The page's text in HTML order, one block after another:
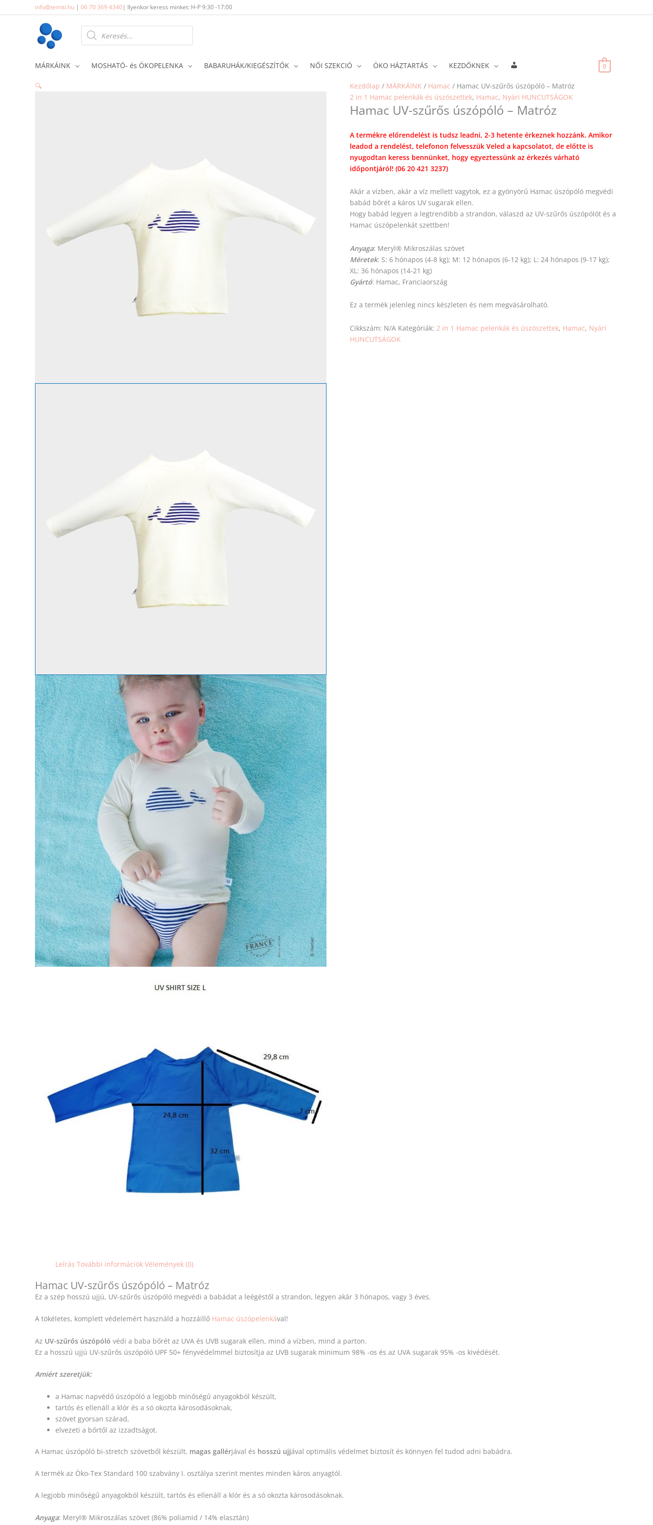
to
info@temiti.hu | 06 70 369 4340| Ilyenkor keress minket: H-P 9:30 -17:00
Products
search
MÁRKÁINK MOSHATÓ- és ÖKOPELENKA BABARUHÁK/KIEGÉSZÍTŐK NŐI SZEKCIÓ ÖKO HÁZTARTÁS KEZDŐKNEK 0
🔍 Kezdőlap / MÁRKÁINK / Hamac / Hamac UV-szűrős úszópóló – Matróz
2 in 1 Hamac pelenkák és úszószettek, Hamac, Nyári HUNCUTSÁGOK
Hamac UV-szűrős úszópóló – Matróz
A termékre előrendelést is tudsz leadni, 2-3 hetente érkeznek hozzánk. Amikor
leadod a rendelést, telefonon felvesszük Veled a kapcsolatot, de előtte is
nyugodtan keress bennünket, hogy egyeztessünk az érkezés várható
időpontjáról! (06 20 421 3237)
Akár a vízben, akár a víz mellett vagytok, ez a gyönyörű Hamac úszópóló megvédi
babád bőrét a káros UV sugarak ellen.
Hogy babád legyen a legtrendibb a strandon, válaszd az UV-szűrős úszópólót és a
Hamac úszópelenkát szettben!
Anyaga: Meryl® Mikroszálas szövet
Méretek: S: 6 hónapos (4-8 kg); M: 12 hónapos (6-12 kg); L: 24 hónapos (9-17 kg);
XL: 36 hónapos (14-21 kg)
Gyártó: Hamac, Franciaország
Ez a termék jelenleg nincs készleten és nem megvásárolható.
Cikkszám: N/A Kategóriák: 2 in 1 Hamac pelenkák és úszószettek, Hamac, Nyári
HUNCUTSÁGOK
Leírás További információk Vélemények (0)
Hamac UV-szűrős úszópóló – Matróz
Ez a szép hosszú ujjú, UV-szűrős úszópóló megvédi a babádat a leégéstől a strandon, legyen akár 3 hónapos, vagy 3 éves.
A tökéletes, komplett védelemért használd a hozzáillő Hamac úszópelenkával!
Az UV-szűrős úszópóló védi a baba bőrét az UVA és UVB sugarak ellen, mind a vízben, mind a parton.
Ez a hosszú ujjú UV-szűrős úszópóló UPF 50+ fényvédelmmel biztosítja az UVB sugarak minimum 98% -os és az UVA sugarak 95% -os kivédését.
Amiért szeretjük:
a Hamac napvédő úszópóló a legjobb minőségű anyagokból készült,
tartós és ellenáll a klór és a só okozta károsodásoknak,
szövet gyorsan szárad,
elvezeti a bőrtől az izzadtságot.
A Hamac úszópóló bi-stretch szövetből készült, magas gallérjával és hosszú ujjával optimális védelmet biztosít és könnyen fel tudod adni babádra.
A termék az Öko-Tex Standard 100 szabvány I. osztálya szerint mentes minden káros anyagtól.
A legjobb minőségű anyagokból készült, tartós és ellenáll a klór és a só okozta károsodásoknak.
Anyaga: Meryl® Mikroszálas szövet (86% poliamid / 14% elasztán)